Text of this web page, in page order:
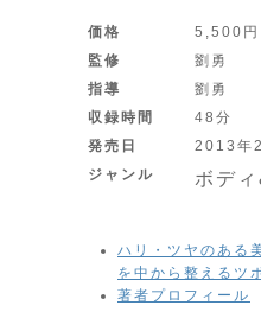
価格
5,500円
監修
劉勇
指導
劉勇
収録時間
48分
発売日
2013年
ジャンル
ボデ
ハリ・ツヤのある
を中から整えるツ
著者プロフィール